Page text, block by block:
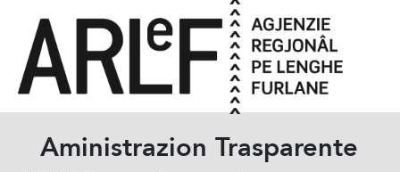
Aministrazion Trasparente